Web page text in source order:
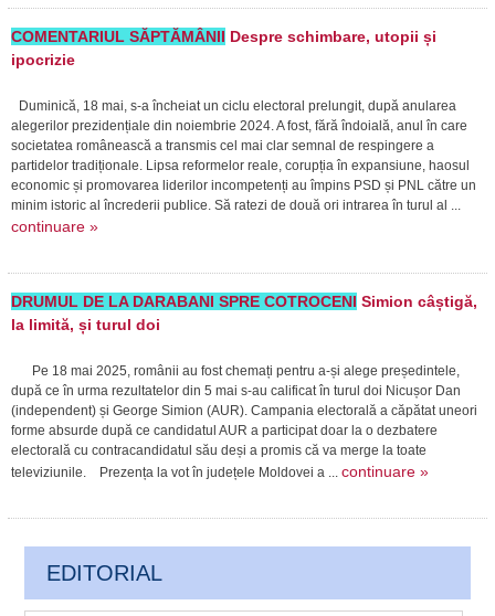
COMENTARIUL SĂPTĂMÂNII Despre schimbare, utopii și
ipocrizie
Duminică, 18 mai, s-a încheiat un ciclu electoral prelungit, după anularea
alegerilor prezidențiale din noiembrie 2024. A fost, fără îndoială, anul în care
societatea românească a transmis cel mai clar semnal de respingere a
partidelor tradiționale. Lipsa reformelor reale, corupția în expansiune, haosul
economic și promovarea liderilor incompetenți au împins PSD și PNL către un
minim istoric al încrederii publice. Să ratezi de două ori intrarea în turul al ...
continuare »
DRUMUL DE LA DARABANI SPRE COTROCENI Simion câștigă,
la limită, și turul doi
Pe 18 mai 2025, românii au fost chemați pentru a-și alege președintele,
după ce în urma rezultatelor din 5 mai s-au calificat în turul doi Nicușor Dan
(independent) și George Simion (AUR). Campania electorală a căpătat uneori
forme absurde după ce candidatul AUR a participat doar la o dezbatere
electorală cu contracandidatul său deși a promis că va merge la toate
televiziunile. Prezența la vot în județele Moldovei a ... continuare »
EDITORIAL